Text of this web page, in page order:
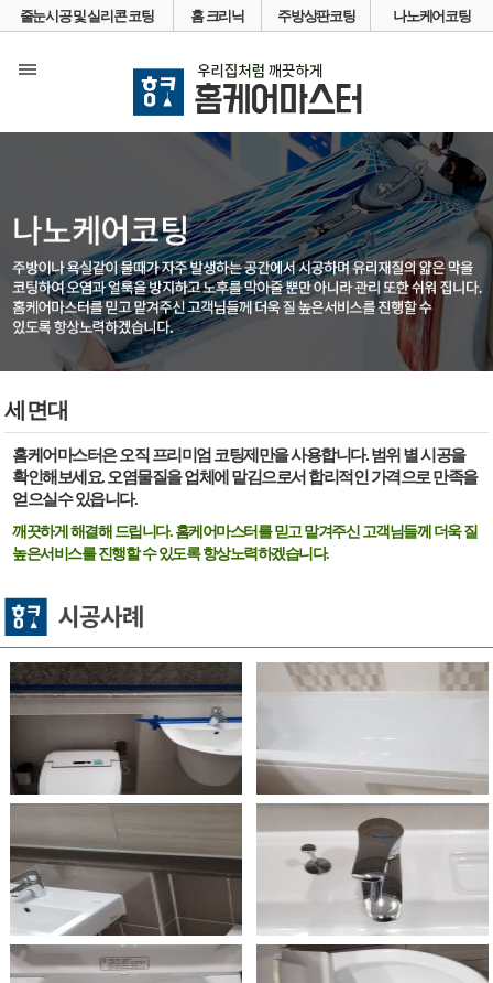
줄눈시공 및 실리콘 코팅 홈 크리닉 주방상판코팅 나노케어코팅
세면대
홈케어마스터은 오직 프리미엄 코팅제만을 사용합니다. 범위 별 시공을
확인해보세요. 오염물질을 업체에 맡김으로서 합리적인 가격으로 만족을
얻으실수 있읍니다.
깨끗하게 해결해 드립니다. 홈케어마스터를 믿고 맡겨주신 고객님들께 더욱 질
높은서비스를 진행할 수 있도록 항상노력하겠습니다.